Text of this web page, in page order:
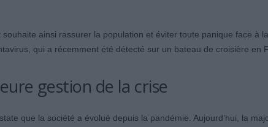
ainsi rassurer la population et éviter toute panique face à
qui a récemment été détecté sur un bateau de croisière en
gestion de la crise
que la société a évolué depuis la pandémie. Aujourd’hui, la